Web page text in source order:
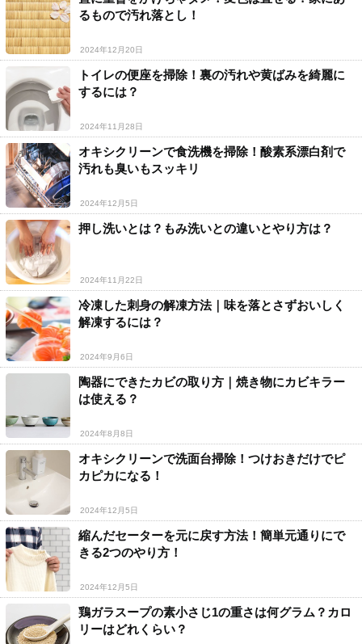
るもので汚れ落とし！
2024年12月20日
トイレの便座を掃除！裏の汚れや黄ばみを綺麗に
するには？
2024年11月28日
オキシクリーンで食洗機を掃除！酸素系漂白剤で
汚れも臭いもスッキリ
2024年12月5日
押し洗いとは？もみ洗いとの違いとやり方は？
2024年11月22日
冷凍した刺身の解凍方法｜味を落とさずおいしく
解凍するには？
2024年9月6日
陶器にできたカビの取り方｜焼き物にカビキラー
は使える？
2024年8月8日
オキシクリーンで洗面台掃除！つけおきだけでピ
カピカになる！
2024年12月5日
縮んだセーターを元に戻す方法！簡単元通りにで
きる2つのやり方！
2024年12月5日
鶏ガラスープの素小さじ1の重さは何グラム？カロ
リーはどれくらい？